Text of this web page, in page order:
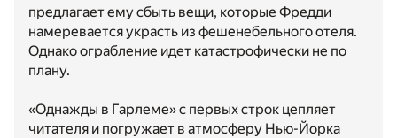
предлагает ему сбыть вещи, которые Фредди
намеревается украсть из фешенебельного отеля.
Однако ограбление идет катастрофически не по
плану.
«Однажды в Гарлеме» с первых строк цепляет
читателя и погружает в атмосферу Нью-Йорка